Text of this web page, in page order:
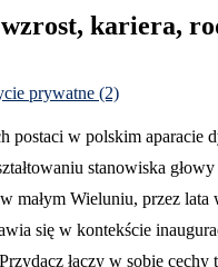
kariera,
postaci w polskim aparacie
stanowiska
Wieluniu, przez
się w kontekście
łączy w sobie